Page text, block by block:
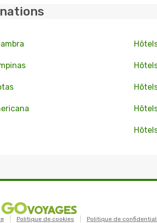
Politique de cookies Politique de